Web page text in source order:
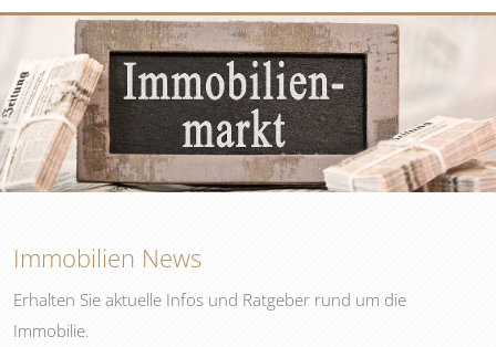
Immobilien News
Erhalten Sie aktuelle Infos und Ratgeber rund um die
Immobilie.